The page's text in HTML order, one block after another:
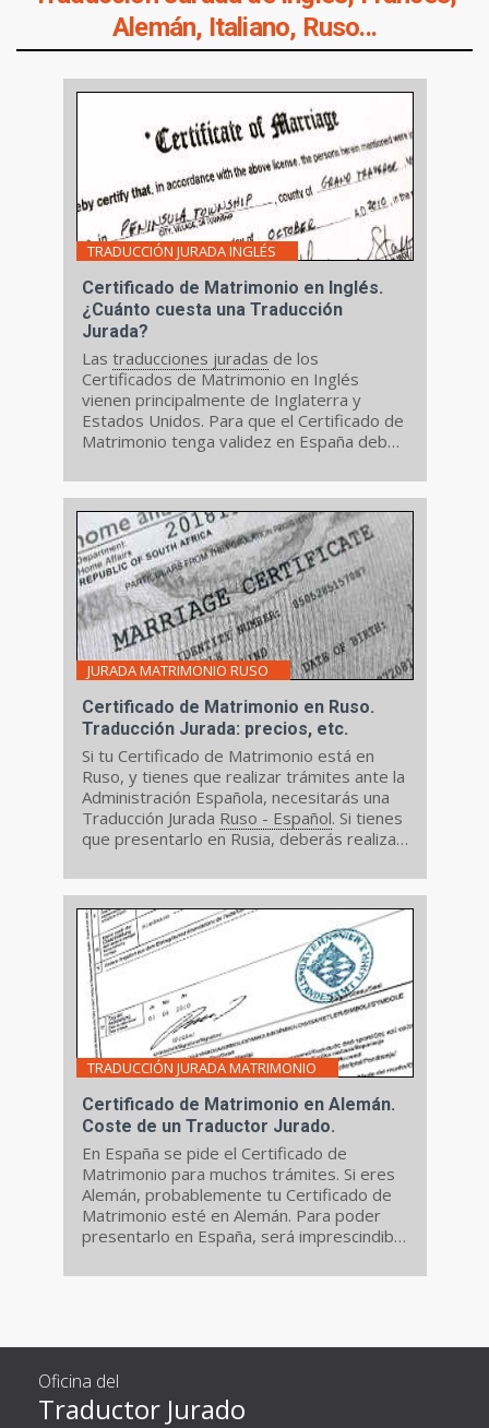
Alemán, Italiano, Ruso...
TRADUCCIÓN JURADA INGLÉS
Certificado de Matrimonio en Inglés.
¿Cuánto cuesta una Traducción
Jurada?
Las traducciones juradas de los
Certificados de Matrimonio en Inglés
vienen principalmente de Inglaterra y
Estados Unidos. Para que el Certificado de
Matrimonio tenga validez en España debe
español del Certificado de Matrimonio
original.
JURADA MATRIMONIO RUSO
Certificado de Matrimonio en Ruso.
Traducción Jurada: precios, etc.
Si tu Certificado de Matrimonio está en
Ruso, y tienes que realizar trámites ante la
Administración Española, necesitarás una
Traducción Jurada Ruso - Español. Si tienes
que presentarlo en Rusia, deberás realizar
Matrimonio en Ruso.
TRADUCCIÓN JURADA MATRIMONIO
Certificado de Matrimonio en Alemán.
Coste de un Traductor Jurado.
En España se pide el Certificado de
Matrimonio para muchos trámites. Si eres
Alemán, probablemente tu Certificado de
Matrimonio esté en Alemán. Para poder
presentarlo en España, será imprescindible
Alemán a Españolde tu Certificado de
Oficina del
Traductor Jurado